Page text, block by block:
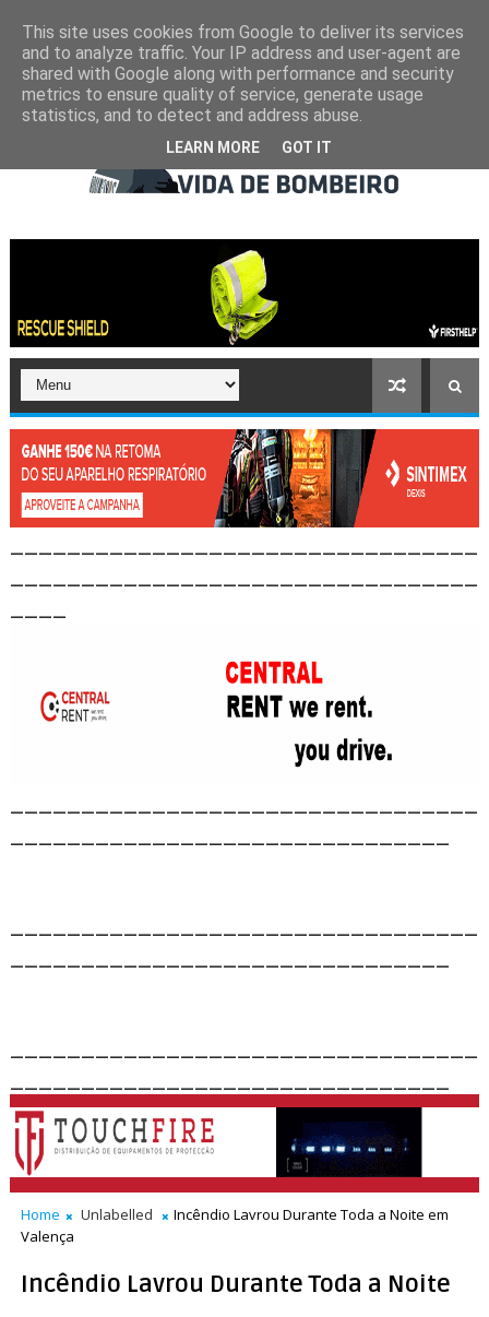
Home Unlabelled
Incêndio Lavrou Durante Toda a Noite em
Valença
Incêndio Lavrou Durante Toda a Noite
This site uses cookies from Google to deliver its services
and to analyze traffic. Your IP address and user-agent are
shared with Google along with performance and security
metrics to ensure quality of service, generate usage
statistics, and to detect and address abuse.
LEARN MORE GOT IT